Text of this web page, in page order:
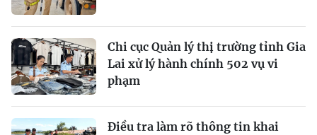
Chi cục Quản lý thị trường tỉnh Gia
Lai xử lý hành chính 502 vụ vi
phạm
Điều tra làm rõ thông tin khai